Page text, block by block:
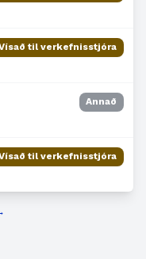
til verkefnisstjóra
Annað
til verkefnisstjóra